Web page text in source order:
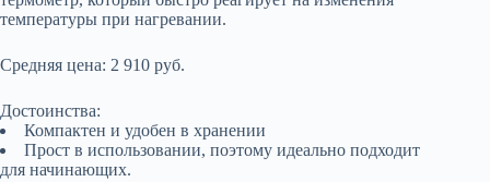
температуры при нагревании.
Средняя цена: 2 910 руб.
Достоинства:
Компактен и удобен в хранении
Прост в использовании, поэтому идеально подходит
для начинающих.